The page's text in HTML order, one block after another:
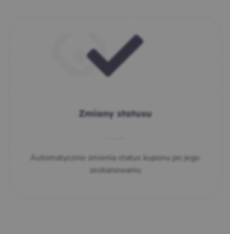
Zmiany statusu
Automatycznie zmienia status kuponu po jego
zeskanowaniu